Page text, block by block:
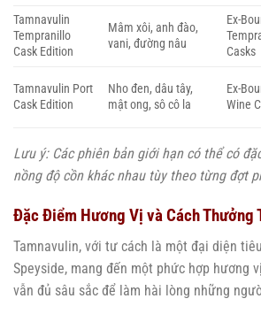
Tamnavulin
Tempranillo
Cask Edition
Mâm xôi, anh đào,
vani, đường nâu
Ex-
Casks
Tamnavulin Port
Cask Edition
Nho đen, dâu tây,
mật ong, sô cô la
Ex-
Wine
Lưu ý: Các phiên bản giới hạn có thể có
nồng độ cồn khác nhau tùy theo từng đợt
Đặc Điểm Hương Vị và Cách Thưởng
Tamnavulin, với tư cách là một đại diện
Speyside, mang đến một phức hợp hương
vẫn đủ sâu sắc để làm hài lòng những